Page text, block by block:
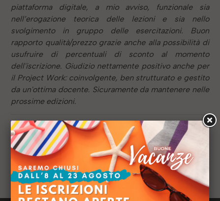
piattaforma digitale, a mio avviso, funzionale sia
nell’erogazione teorica delle lezioni e sia nello
svolgimento in gruppo delle esercitazioni. Buon
rapporto qualità/prezzo grazie anche alla possibilità di
usufruire di percentuali di sconto al momento
dell'iscrizione. Giudizio nettamente positivo anche per
il Project Work: coinvolgente, ben strutturato e gestito
da un'ottima docente. Sicuramente da mantenere nelle
prossime edizioni.
Anno:2020
Sede:Milano
Titolo di studio: Laurea triennale in Sociologia
Ruolo:HR Recruiter
Profilo LinkedIN: